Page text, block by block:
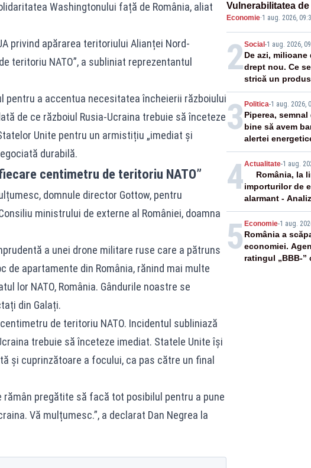
Washingtonului față de România, aliat
privind apărarea teritoriului Alianței Nord-
teritoriu NATO”, a subliniat reprezentantul
a accentua necesitatea încheierii războiului
de ce războiul Rusia-Ucraina trebuie să înceteze
Unite pentru un armistițiu „imediat și
durabilă.
centimetru de teritoriu NATO”
domnule director Gottow, pentru
ministrului de externe al României, doamna
a unei drone militare ruse care a pătruns
de apartamente din România, rănind mai multe
lor NATO, România. Gândurile noastre se
din Galați.
de teritoriu NATO. Incidentul subliniază
trebuie să înceteze imediat. Statele Unite își
și cuprinzătoare a focului, ca pas către un final
rămân pregătite să facă tot posibilul pentru a pune
Vă mulțumesc.”, a declarat Dan Negrea la
Vulnerabilitatea
pune în pericol
cunoscută de pe
Economie·1 aug. 2026,
2Social -1 aug. 2026,
De azi,
drept nou. Ce
strică un produs
3 Politica-1 aug. 2026,
Piperea, semnal
bine să avem
alertei
4Actualitate-1 aug.
România, la
importurilor de
alarmant -
5 Economie-1 aug.
România a
economiei.
ratingul „BBB-”